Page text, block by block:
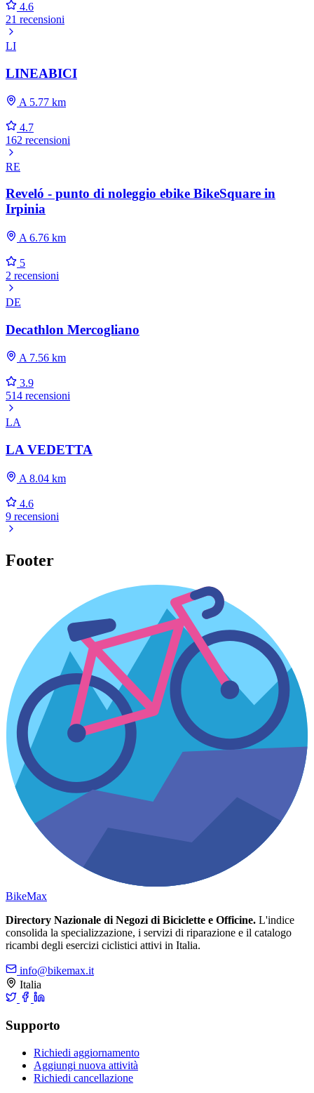
4.6
21 recensioni
LI
LINEABICI
A 5.77 km
4.7
162 recensioni
RE
Reveló - punto di noleggio ebike BikeSquare in
Irpinia
A 6.76 km
5
2 recensioni
DE
Decathlon Mercogliano
A 7.56 km
3.9
514 recensioni
LA
LA VEDETTA
A 8.04 km
4.6
9 recensioni
Footer
BikeMax
Directory Nazionale di Negozi di Biciclette e Officine. L'indice
consolida la specializzazione, i servizi di riparazione e il catalogo
ricambi degli esercizi ciclistici attivi in Italia.
info@bikemax.it
Italia
Supporto
Richiedi aggiornamento
Aggiungi nuova attività
Richiedi cancellazione